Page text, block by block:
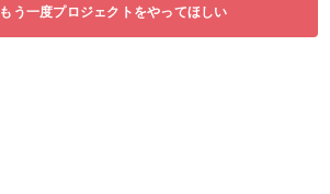
もう一度プロジェクトをやってほしい